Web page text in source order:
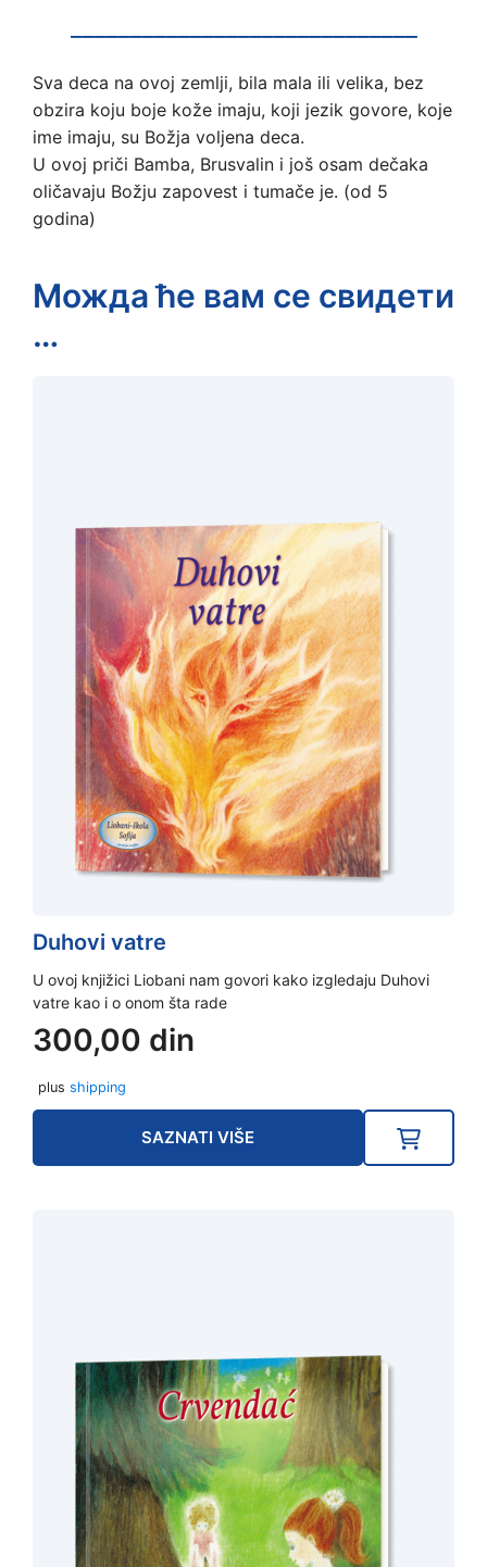
Sva deca na ovoj zemlji, bila mala ili velika, bez
obzira koju boje kože imaju, koji jezik govore, koje
ime imaju, su Božja voljena deca.
U ovoj priči Bamba, Brusvalin i još osam dečaka
oličavaju Božju zapovest i tumače je. (od 5
godina)
Можда ће вам се свидети
…
Duhovi vatre
U ovoj knjižici Liobani nam govori kako izgledaju Duhovi
vatre kao i o onom šta rade
300,00 din
plus shipping
SAZNATI VIŠE